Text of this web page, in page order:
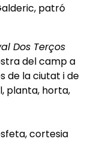
patró
Dos Terços
del camp a
de la ciutat i de
planta, horta,
cortesia